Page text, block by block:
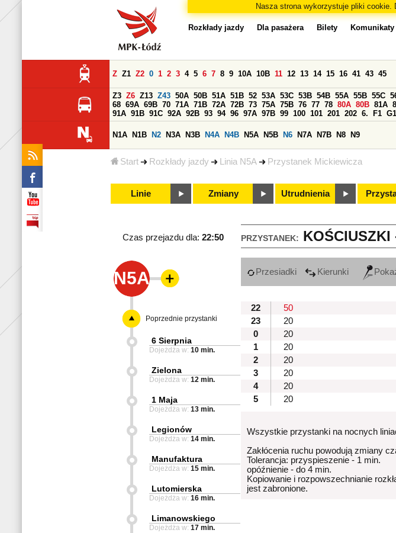
Nasza strona wykorzystuje pliki cookie.
Start Rozkłady jazdy Linia N5A Przystanek Mickiewicza
Rozkłady jazdy Dla pasażera Bilety Komunikaty
Z Z1 Z2 0 1 2 3 4 5 6 7 8 9 10A 10B 11 12 13 14 15 16 41 43 45
Z3 Z6 Z13 Z43 50A 50B 51A 51B 52 53A 53C 53B 54B 55A 55B 55C
68 69A 69B 70 71A 71B 72A 72B 73 75A 75B 76 77 78 80A 80B 81A
91A 91B 91C 92A 92B 93 94 96 97A 97B 99 100 101 201 202 6. F1 G1
N1A N1B N2 N3A N3B N4A N4B N5A N5B N6 N7A N7B N8 N9
Linie Zmiany Utrudnienia
PRZYSTANEK: KOŚCIUSZKI
Czas przejazdu dla: 22:50
N5A Przesiadki Kierunki
22
50
23
20
0
20
1
20
2
20
3
20
4
20
5
20
Wszystkie przystanki na nocnych
Zakłócenia ruchu powodują zmiany
Tolerancja: przyspieszenie - 1 min.
opóźnienie - do 4 min.
Kopiowanie i rozpowszechnianie
jest zabronione.
Poprzednie przystanki
6 Sierpnia
Dojeżdża w: 10 min.
Zielona
Dojeżdża w: 12 min.
1 Maja
Dojeżdża w: 13 min.
Legionów
Dojeżdża w: 14 min.
Manufaktura
Dojeżdża w: 15 min.
Lutomierska
Dojeżdża w: 16 min.
Limanowskiego
Dojeżdża w: 17 min.